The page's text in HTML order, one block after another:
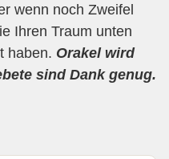
wenn noch Zweifel
Ihren Traum unten
haben. Orakel wird
sind Dank genug.